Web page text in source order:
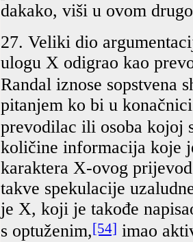
dakako, viši u ovom
27. Veliki dio
ulogu X odigrao kao
Randal iznose sopstvena
pitanjem ko bi u
prevodilac ili osoba kojoj
količine informacija koje
karaktera X-ovog
takve spekulacije
je X, koji je takođe
s optuženim,[54] imao